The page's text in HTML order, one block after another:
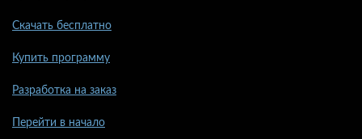
Скачать бесплатно
Купить программу
Разработка на заказ
Перейти в начало